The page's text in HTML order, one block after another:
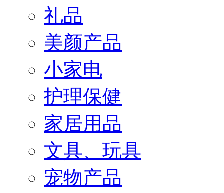
礼品
美颜产品
小家电
护理保健
家居用品
文具、玩具
宠物产品